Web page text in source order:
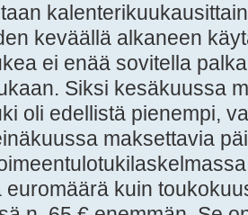
keväällä alkaneen
ei enää sovitella
Siksi kesäkuussa
oli edellistä pienempi,
maksettavia
euromäärä kuin